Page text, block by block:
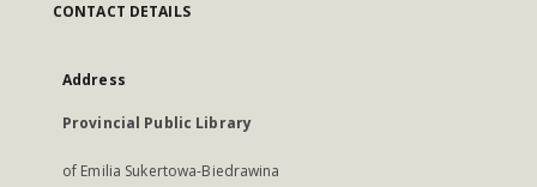
CONTACT DETAILS
Address
Provincial Public Library
of Emilia Sukertowa-Biedrawina